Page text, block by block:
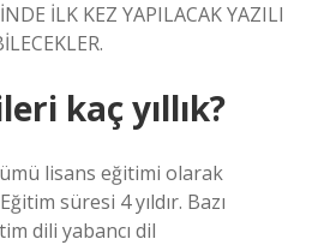
İLK KEZ YAPILACAK YAZILI
kaç yıllık?
lisans eğitimi olarak
süresi 4 yıldır. Bazı
dili yabancı dil